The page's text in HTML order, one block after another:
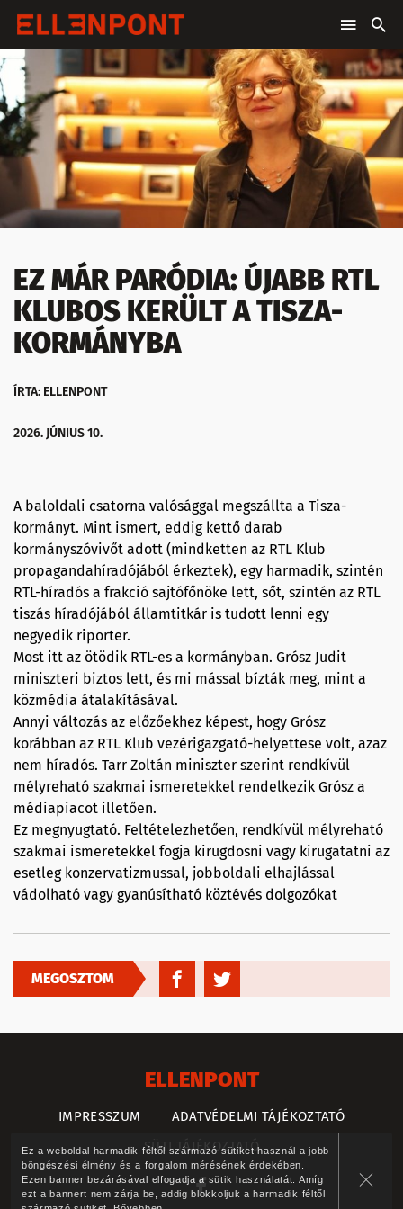
Ez a weboldal harmadik féltől származó sütiket használ a jobb
böngészési élmény és a forgalom mérésének érdekében.
Ezen banner bezárásával elfogadja a sütik használatát. Amíg
ezt a bannert nem zárja be, addig blokkoljuk a harmadik féltől
EZ MÁR PARÓDIA: ÚJABB RTL
KLUBOS KERÜLT A TISZA-
KORMÁNYBA
ÍRTA: ELLENPONT
2026. JÚNIUS 10.
A baloldali csatorna valósággal megszállta a Tisza-
kormányt. Mint ismert, eddig kettő darab
kormányszóvivőt adott (mindketten az RTL Klub
propagandahíradójából érkeztek), egy harmadik, szintén
RTL-híradós a frakció sajtófőnöke lett, sőt, szintén az RTL
tiszás híradójából államtitkár is tudott lenni egy
negyedik riporter.
Most itt az ötödik RTL-es a kormányban. Grósz Judit
miniszteri biztos lett, és mi mással bízták meg, mint a
közmédia átalakításával.
Annyi változás az előzőekhez képest, hogy Grósz
korábban az RTL Klub vezérigazgató-helyettese volt, azaz
nem híradós. Tarr Zoltán miniszter szerint rendkívül
mélyreható szakmai ismeretekkel rendelkezik Grósz a
médiapiacot illetően.
Ez megnyugtató. Feltételezhetően, rendkívül mélyreható
szakmai ismeretekkel fogja kirugdosni vagy kirugatatni az
esetleg konzervatizmussal, jobboldali elhajlással
vádolható vagy gyanúsítható köztévés dolgozókat
MEGOSZTOM
ELLENPONT
IMPRESSZUM
ADATVÉDELMI TÁJÉKOZTATÓ
SÜTI TÁJÉKOZTATÓ